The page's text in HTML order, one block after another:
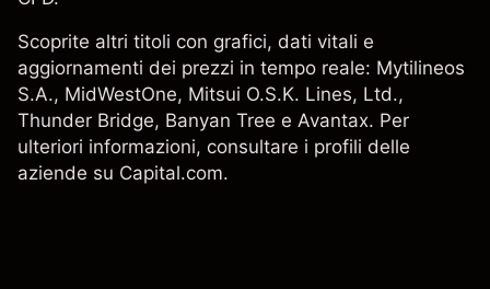
Scoprite altri titoli con grafici, dati vitali e
aggiornamenti dei prezzi in tempo reale: Mytilineos
S.A., MidWestOne, Mitsui O.S.K. Lines, Ltd.,
Thunder Bridge, Banyan Tree e Avantax. Per
ulteriori informazioni, consultare i profili delle
aziende su Capital.com.